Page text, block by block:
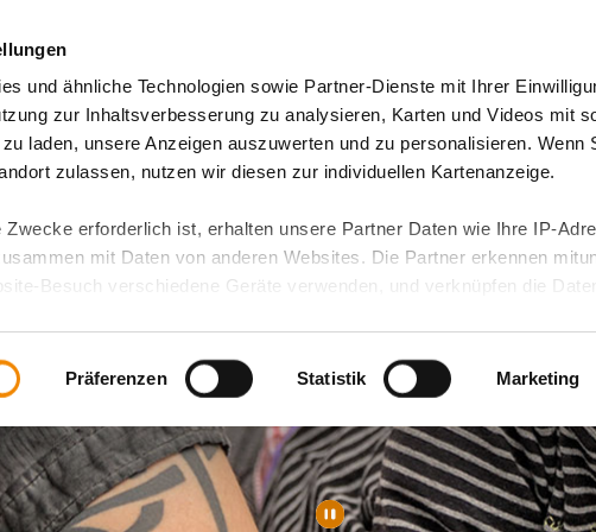
und ähnliche Technologien sowie Partner-Dienste mit Ihrer
zur Inhaltsverbesserung zu analysieren, Karten und Videos mit
laden, unsere Anzeigen auszuwerten und zu personalisieren. Wenn
zulassen, nutzen wir diesen zur individuellen Kartenanzeige.
Zwecke erforderlich ist, erhalten unsere Partner Daten wie Ihre IP-
mit Daten von anderen Websites. Die Partner erkennen
Besuch verschiedene Geräte verwenden, und verknüpfen die Daten
für Ihre Daten führen kann.
Sie in unserenDatenschutzhinweisenund in unsererCookie-
Website-Funktionen für diese Zwecke aktiviert sind, müssen Sie
Sie können mittels nachfolgender Buttons über Ihre Einwilligung für
und Ihre erteilte Einwilligung stets für die Zukunft widerrufen. Bitte
Präferenzen Statistik Marketing
Video-Blog & Presse Freie Jobs & mehr